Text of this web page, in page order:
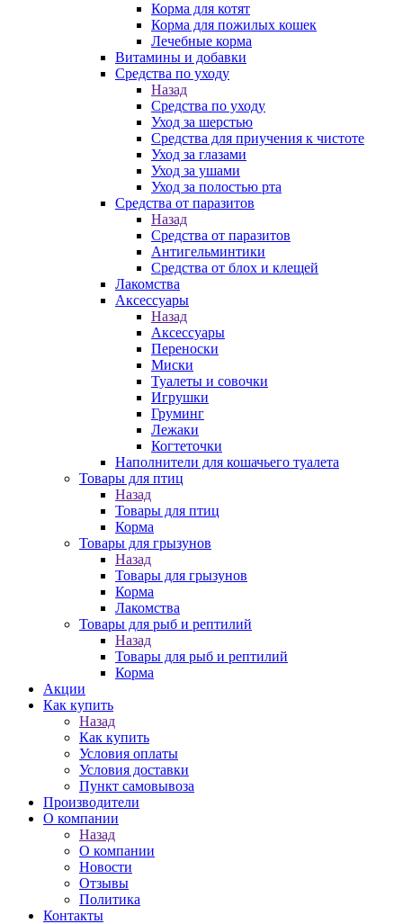
Корма для котят
Корма для пожилых кошек
Лечебные корма
Витамины и добавки
Средства по уходу
Назад
Средства по уходу
Уход за шерстью
Средства для приучения к чистоте
Уход за глазами
Уход за ушами
Уход за полостью рта
Средства от паразитов
Назад
Средства от паразитов
Антигельминтики
Средства от блох и клещей
Лакомства
Аксессуары
Назад
Аксессуары
Переноски
Миски
Туалеты и совочки
Игрушки
Груминг
Лежаки
Когтеточки
Наполнители для кошачьего туалета
Товары для птиц
Назад
Товары для птиц
Корма
Товары для грызунов
Назад
Товары для грызунов
Корма
Лакомства
Товары для рыб и рептилий
Назад
Товары для рыб и рептилий
Корма
Акции
Как купить
Назад
Как купить
Условия оплаты
Условия доставки
Пункт самовывоза
Производители
О компании
Назад
О компании
Новости
Отзывы
Политика
Контакты